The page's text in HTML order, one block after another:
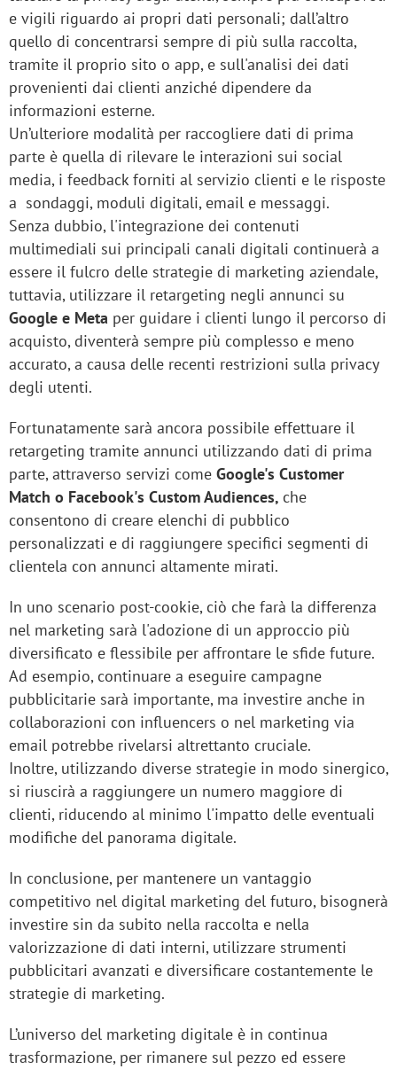
e vigili riguardo ai propri dati personali; dall’altro
quello di concentrarsi sempre di più sulla raccolta,
tramite il proprio sito o app, e sull'analisi dei dati
provenienti dai clienti anziché dipendere da
informazioni esterne.
Un’ulteriore modalità per raccogliere dati di prima
parte è quella di rilevare le interazioni sui social
media, i feedback forniti al servizio clienti e le risposte
a sondaggi, moduli digitali, email e messaggi.
Senza dubbio, l'integrazione dei contenuti
multimediali sui principali canali digitali continuerà a
essere il fulcro delle strategie di marketing aziendale,
tuttavia, utilizzare il retargeting negli annunci su
Google e Meta per guidare i clienti lungo il percorso di
acquisto, diventerà sempre più complesso e meno
accurato, a causa delle recenti restrizioni sulla privacy
degli utenti.
Fortunatamente sarà ancora possibile effettuare il
retargeting tramite annunci utilizzando dati di prima
parte, attraverso servizi come Google's Customer
Match o Facebook's Custom Audiences, che
consentono di creare elenchi di pubblico
personalizzati e di raggiungere specifici segmenti di
clientela con annunci altamente mirati.
In uno scenario post-cookie, ciò che farà la differenza
nel marketing sarà l'adozione di un approccio più
diversificato e flessibile per affrontare le sfide future.
Ad esempio, continuare a eseguire campagne
pubblicitarie sarà importante, ma investire anche in
collaborazioni con influencers o nel marketing via
email potrebbe rivelarsi altrettanto cruciale.
Inoltre, utilizzando diverse strategie in modo sinergico,
si riuscirà a raggiungere un numero maggiore di
clienti, riducendo al minimo l'impatto delle eventuali
modifiche del panorama digitale.
In conclusione, per mantenere un vantaggio
competitivo nel digital marketing del futuro, bisognerà
investire sin da subito nella raccolta e nella
valorizzazione di dati interni, utilizzare strumenti
pubblicitari avanzati e diversificare costantemente le
strategie di marketing.
L’universo del marketing digitale è in continua
trasformazione, per rimanere sul pezzo ed essere